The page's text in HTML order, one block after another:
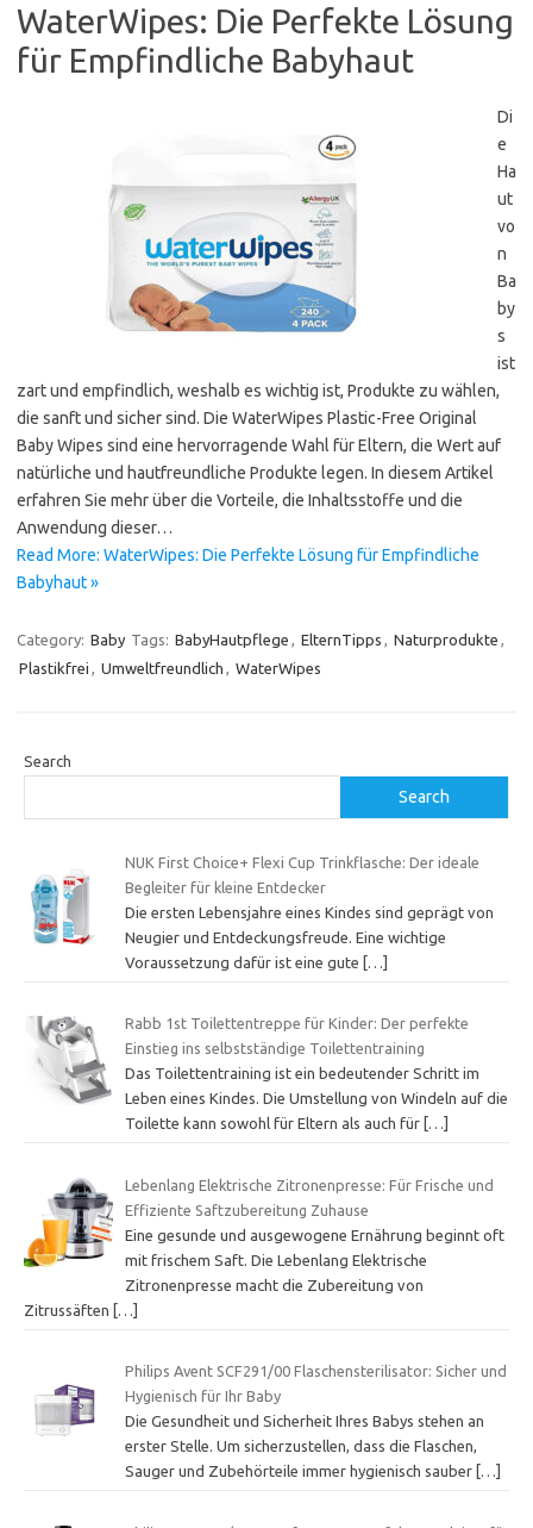
WaterWipes: Die Perfekte Lösung
für Empfindliche Babyhaut
Di
e
Ha
ut
vo
n
Ba
by
s
ist
zart und empfindlich, weshalb es wichtig ist, Produkte zu wählen,
die sanft und sicher sind. Die WaterWipes Plastic-Free Original
Baby Wipes sind eine hervorragende Wahl für Eltern, die Wert auf
natürliche und hautfreundliche Produkte legen. In diesem Artikel
erfahren Sie mehr über die Vorteile, die Inhaltsstoffe und die
Anwendung dieser…
Read More: WaterWipes: Die Perfekte Lösung für Empfindliche
Babyhaut »
Category: Baby Tags: BabyHautpflege , ElternTipps , Naturprodukte ,
Plastikfrei , Umweltfreundlich , WaterWipes
Search
Search
NUK First Choice+ Flexi Cup Trinkflasche: Der ideale
Begleiter für kleine Entdecker
Die ersten Lebensjahre eines Kindes sind geprägt von
Neugier und Entdeckungsfreude. Eine wichtige
Voraussetzung dafür ist eine gute
[…]
Rabb 1st Toilettentreppe für Kinder: Der perfekte
Einstieg ins selbstständige Toilettentraining
Das Toilettentraining ist ein bedeutender Schritt im
Leben eines Kindes. Die Umstellung von Windeln auf die
Toilette kann sowohl für Eltern als auch für […]
Lebenlang Elektrische Zitronenpresse: Für Frische und
Effiziente Saftzubereitung Zuhause
Eine gesunde und ausgewogene Ernährung beginnt oft
mit frischem Saft. Die Lebenlang Elektrische
Zitronenpresse macht die Zubereitung von
Zitrussäften
[…]
Philips Avent SCF291/00 Flaschensterilisator: Sicher und
Hygienisch für Ihr Baby
Die Gesundheit und Sicherheit Ihres Babys stehen an
erster Stelle. Um sicherzustellen, dass die Flaschen,
Sauger und Zubehörteile immer hygienisch sauber […]